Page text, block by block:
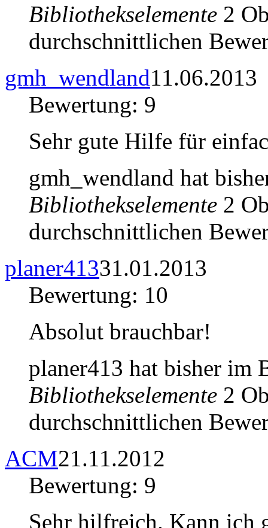
Bibliothekselemente 2
durchschnittlichen
gmh_wendland11.06.2013
Bewertung: 9
Sehr gute Hilfe für
gmh_wendland hat
Bibliothekselemente 2
durchschnittlichen
planer41331.01.2013
Bewertung: 10
Absolut brauchbar!
planer413 hat bisher im
Bibliothekselemente 2
durchschnittlichen
ACM21.11.2012
Bewertung: 9
Sehr hilfreich. Kann ich